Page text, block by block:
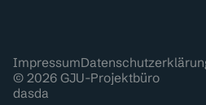
© 2026 GJU-Projektbüro
Impressum
dasda